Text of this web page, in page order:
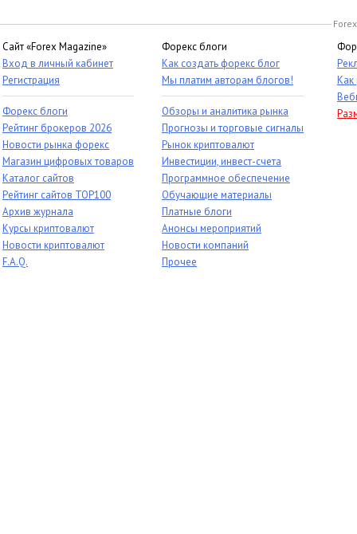
Сайт «Forex Magazine»
Вход в личный кабинет
Регистрация
Форекс блоги
Рейтинг брокеров 2026
Новости рынка форекс
Магазин цифровых товаров
Каталог сайтов
Рейтинг сайтов TOP100
Архив журнала
Курсы криптовалют
Новости криптовалют
F.A.Q.
Форекс блоги
Как создать форекс блог
Мы платим авторам блогов!
Обзоры и аналитика рынка
Прогнозы и торговые сигналы
Рынок криптовалют
Инвестиции, инвест-счета
Программное обеспечение
Обучающие материалы
Платные блоги
Анонсы мероприятий
Новости компаний
Прочее
Как